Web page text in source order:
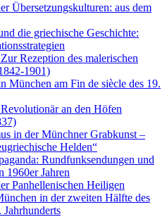
Übersetzungskulturen: aus dem
die griechische Geschichte:
Rezeption des malerischen
1901)
München am Fin de siècle des 19.
an den Höfen
in der Münchner Grabkunst –
Helden“
Rundfunksendungen und
1960er Jahren
Panhellenischen Heiligen
in der zweiten Hälfte des
Jahrhunderts